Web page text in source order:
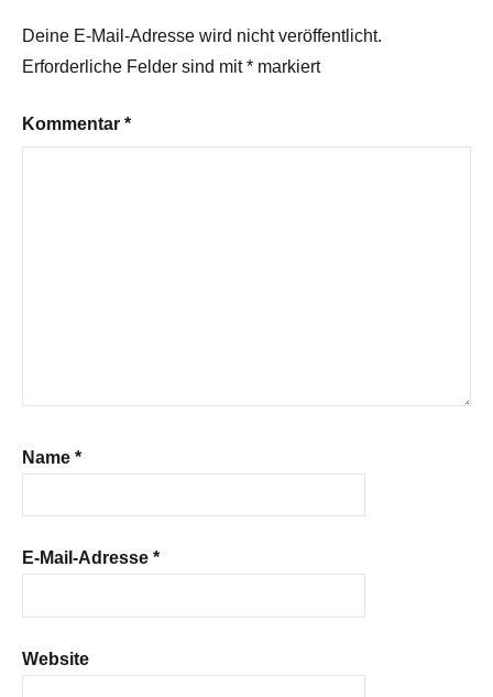
Deine E-Mail-Adresse wird nicht veröffentlicht.
Erforderliche Felder sind mit* markiert
Kommentar *
Name *
E-Mail-Adresse *
Website